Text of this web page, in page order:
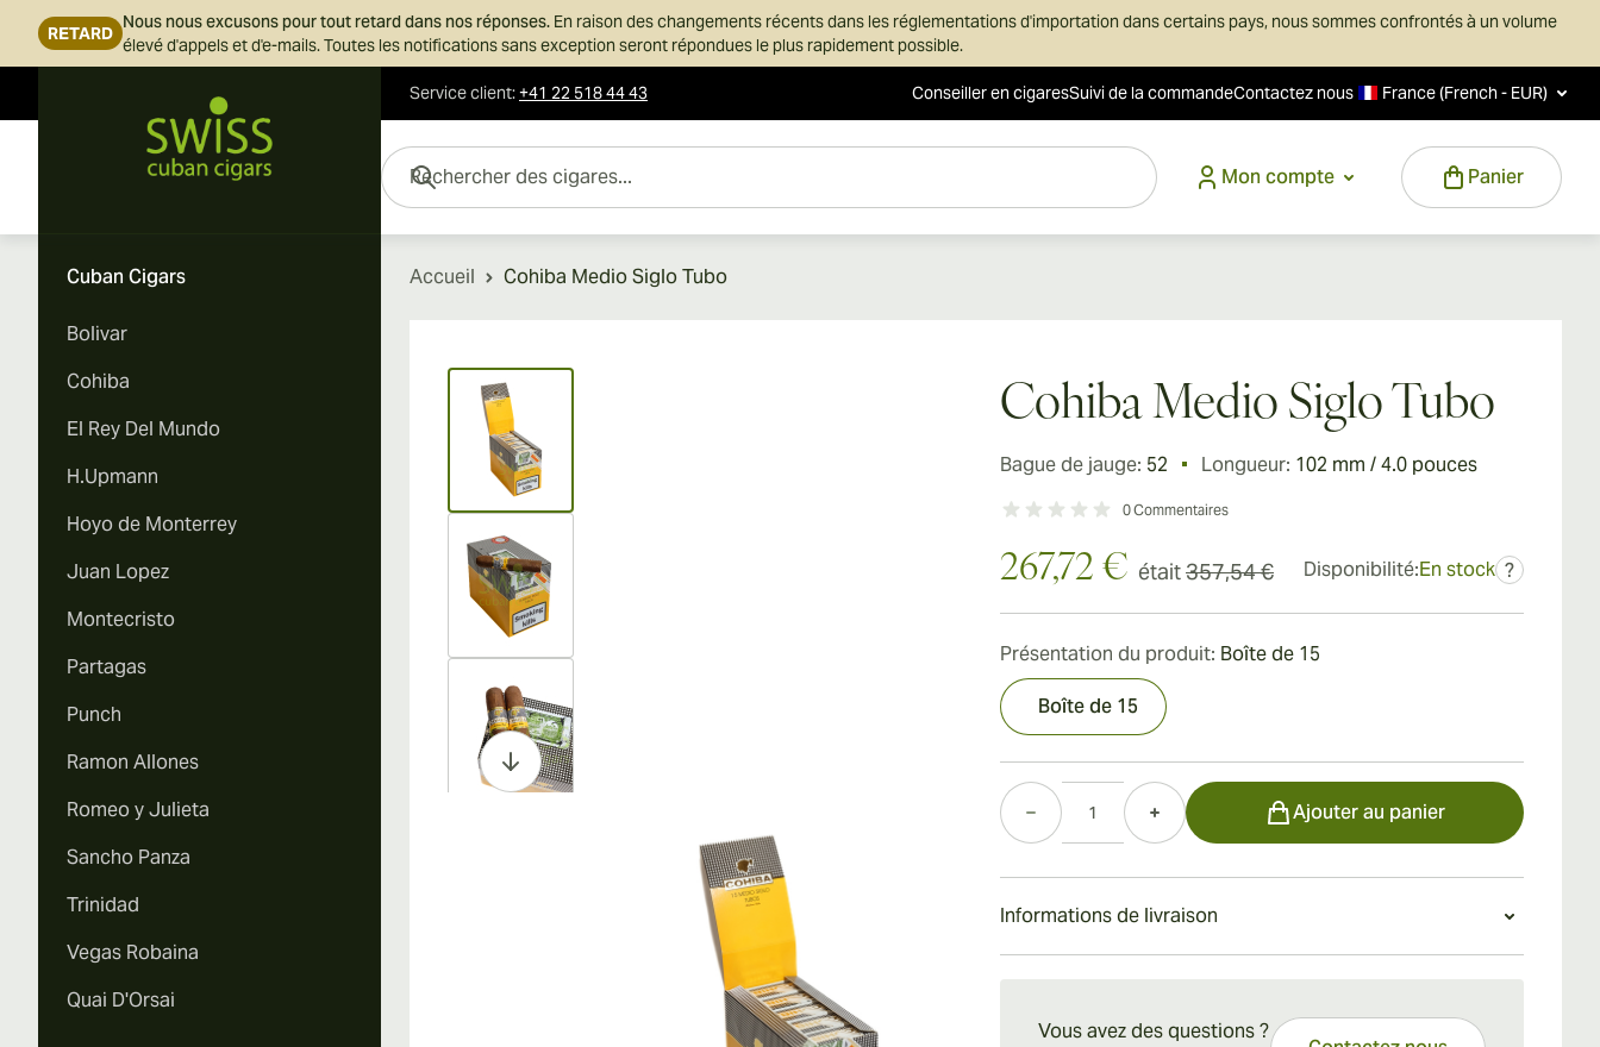
RETARD
Nous nous excusons pour tout retard dans nos réponses. En raison des changements récents dans les réglementations d'importation dans certains pays, nous sommes confrontés à un volume
élevé d'appels et d'e-mails. Toutes les notifications sans exception seront répondues le plus rapidement possible.
Service client:+41 22 518 44 43 Conseiller en cigaresSuivi de la commandeContactez nous France (French - EUR)
Mon compte
Panier
Rechercher des cigares...
Cuban Cigars
Bolivar
Cohiba
El Rey Del Mundo
H.Upmann
Hoyo de Monterrey
Juan Lopez
Montecristo
Partagas
Punch
Ramon Allones
Romeo y Julieta
Sancho Panza
Trinidad
Vegas Robaina
Quai D'Orsai
Accueil Cohiba Medio Siglo Tubo
View larger image
Cohiba Medio Siglo Tubo
Bague de jauge: 52 Longueur: 102 mm / 4.0 pouces
0Commentaires
267,72 € était357,54 € Disponibilité:En stock ?
Présentation du produit: Boîte de 15
Boîte de 15
Quantité
Ajouter au panier
Informations de livraison
Vous avez des questions ?